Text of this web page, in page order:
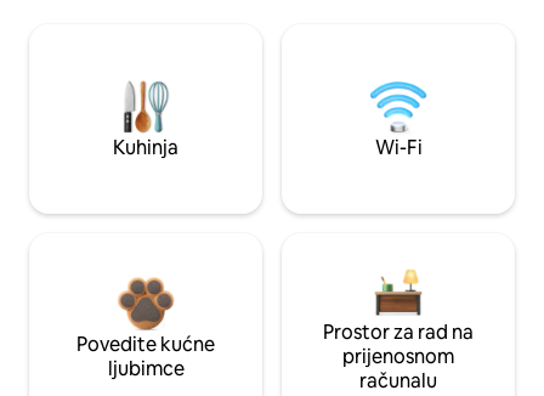
Kuhinja Wi-Fi
Povedite kućne
ljubimce
Prostor za rad na
prijenosnom
računalu